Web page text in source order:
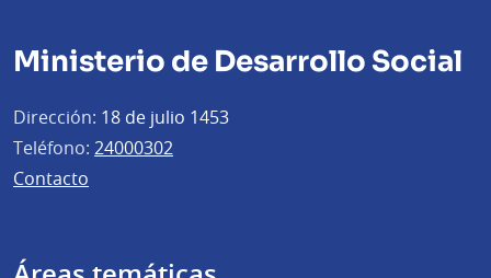
Ministerio de Desarrollo Social
Dirección: 18 de julio 1453
Teléfono: 24000302
Contacto